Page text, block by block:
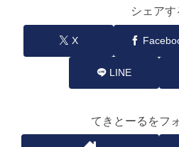
シェアす
X
LINE
てきとーるをフ